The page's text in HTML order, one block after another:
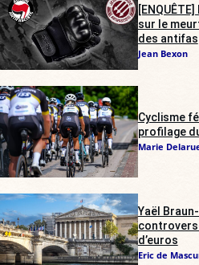
sur le
des antifas
Jean Bexon
Cyclisme
profilage
Marie
Yaël
d’euros
Eric de